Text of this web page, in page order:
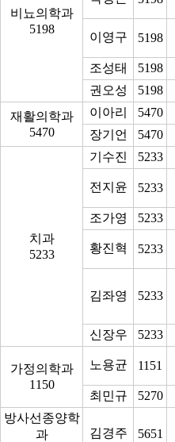
비뇨의학과
5198
이영구 5198
조성태 5198
권오성
5198
재활의학과
5470
이아리 5470
장기언
5470
치과
5233
기수진 5233
전지윤 5233
조가영 5233
황진혁 5233
김좌영 5233
신장우 5233
가정의학과
1150
노용균 1151
최민규 5270
방사선종양학
과
김경주 5651